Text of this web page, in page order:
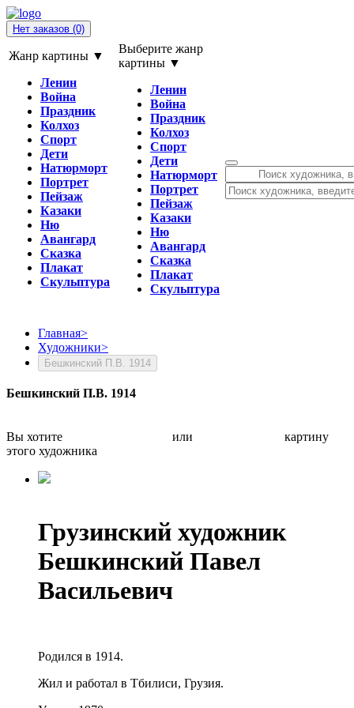
Нет заказов (0)
Жанр картины ▼
Ленин
Война
Праздник
Колхоз
Спорт
Дети
Натюрморт
Портрет
Пейзаж
Казаки
Ню
Авангард
Сказка
Плакат
Скульптура
Выберите жанр
картины ▼
Ленин
Война
Праздник
Колхоз
Спорт
Дети
Натюрморт
Портрет
Пейзаж
Казаки
Ню
Авангард
Сказка
Плакат
Скульптура
Главная>
Художники>
Бешкинский П.В. 1914
Бешкинский П.В. 1914
Вы хотите или
картину
этого художника
Грузинский художник
Бешкинский Павел
Васильевич
Родился в 1914.
Жил и работал в Тбилиси, Грузия.